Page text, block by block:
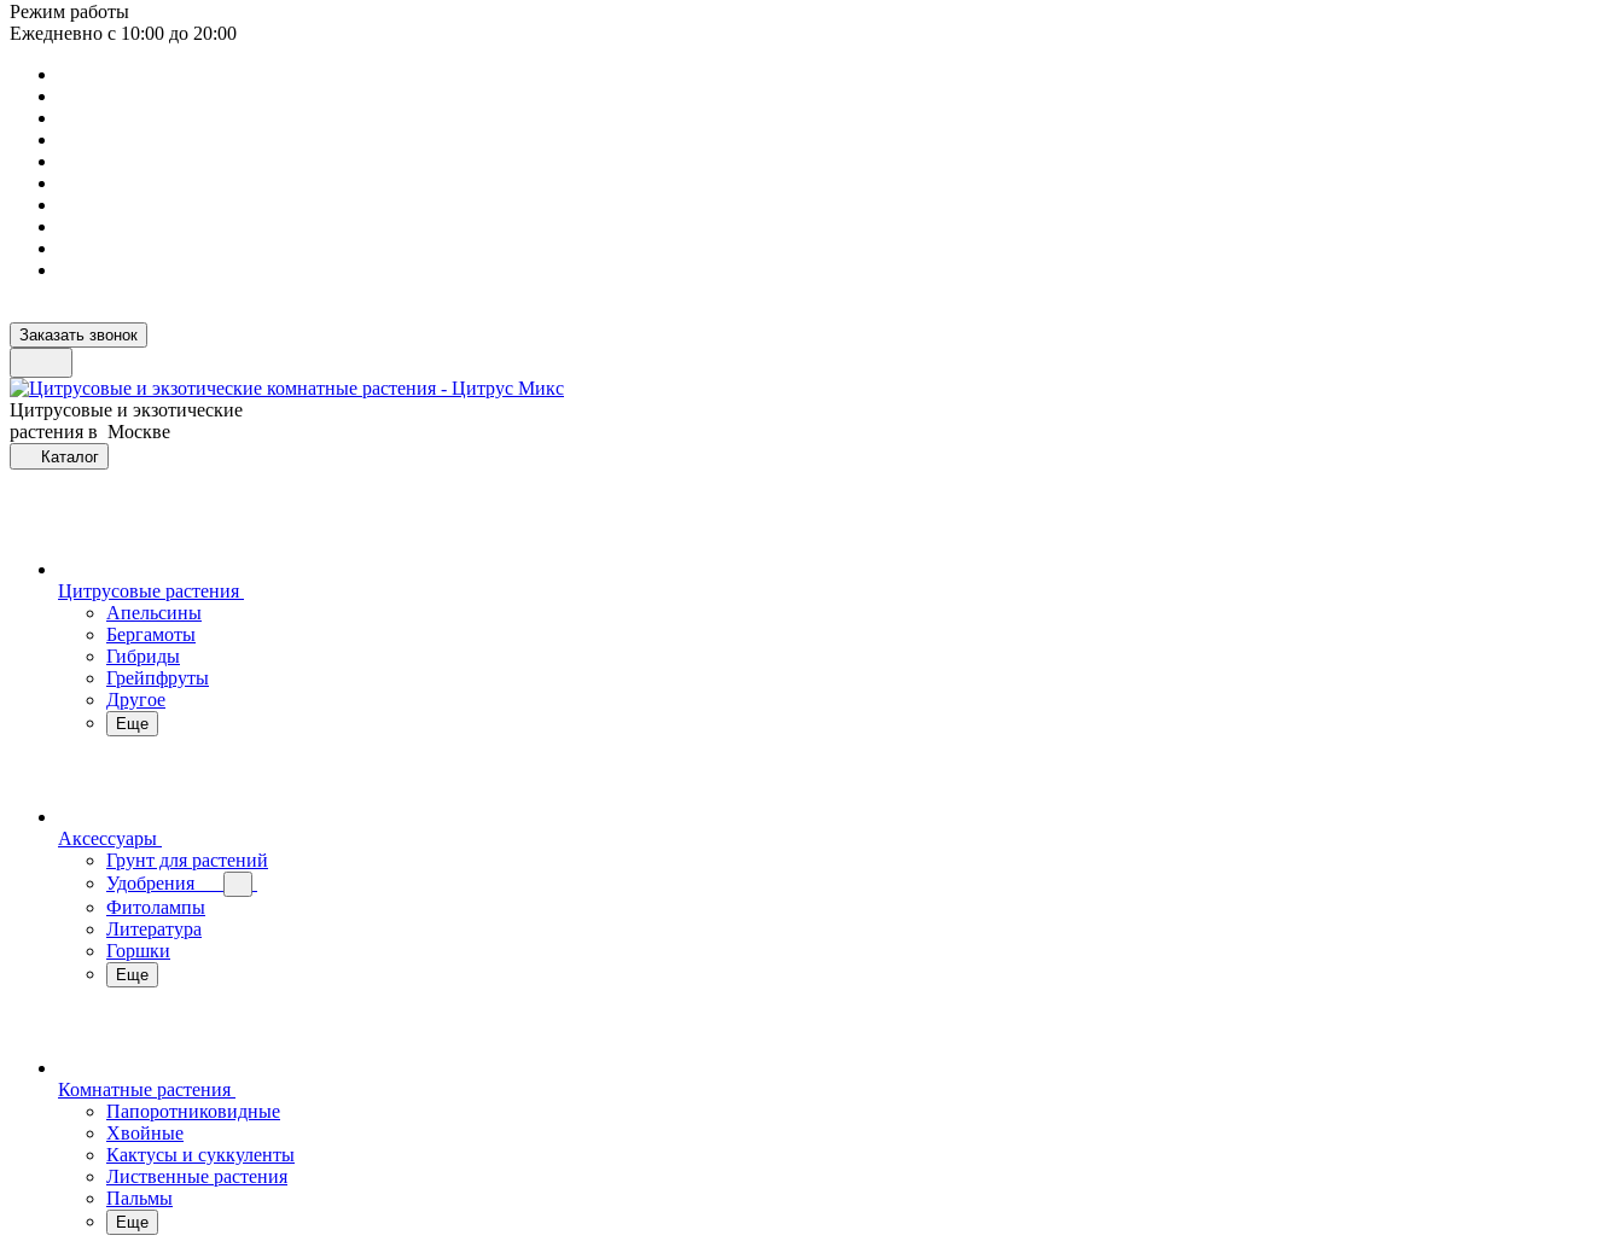
Режим работы
Ежедневно с 10:00 до 20:00
Заказать звонок
Цитрусовые и экзотические
растения в Москве
Каталог
Цитрусовые растения
Апельсины
Бергамоты
Гибриды
Грейпфруты
Другое
Еще
Аксессуары
Грунт для растений
Удобрения
Фитолампы
Литература
Горшки
Еще
Комнатные растения
Папоротниковидные
Хвойные
Кактусы и суккуленты
Лиственные растения
Пальмы
Еще